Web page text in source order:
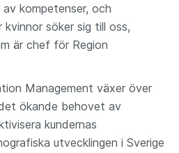
kompetenser, och
söker sig till oss,
är chef för Region
Management växer över
ökande behovet av
kundernas
utvecklingen i Sverige